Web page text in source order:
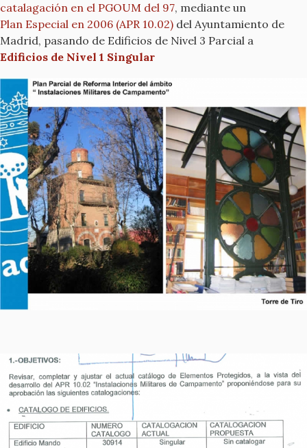
catalagación en el PGOUM del 97, mediante un
Plan Especial en 2006 (APR 10.02) del Ayuntamiento de
Madrid, pasando de Edificios de Nivel 3 Parcial a
Edificios de Nivel 1 Singular